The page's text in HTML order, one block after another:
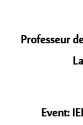
Professeur
Event: